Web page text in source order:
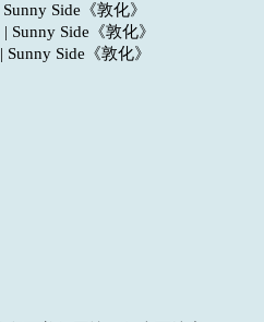
Side《敦化》
Side《敦化》
Side《敦化》